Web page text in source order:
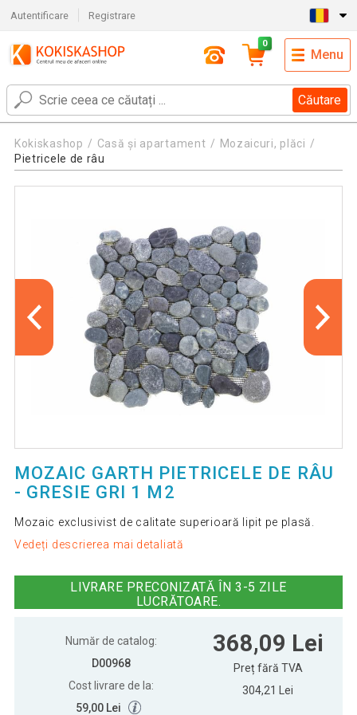
Autentificare Registrare
Căutare
0
Menu
Kokiskashop Casă și apartament
Mozaicuri, plăci
Pietricele de râu
MOZAIC GARTH PIETRICELE DE RÂU
- GRESIE GRI 1 M2
Mozaic exclusivist de calitate superioară lipit pe plasă.
Vedeți descrierea mai detaliată
LIVRARE PRECONIZATĂ ÎN 3-5 ZILE
LUCRĂTOARE.
Număr de catalog:
D00968
Cost livrare de la:
59,00 Lei
368,09 Lei
Preț fără TVA
304,21 Lei